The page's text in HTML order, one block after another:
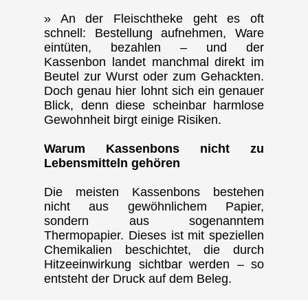
» An der Fleischtheke geht es oft
schnell: Bestellung aufnehmen, Ware
eintüten, bezahlen – und der
Kassenbon landet manchmal direkt im
Beutel zur Wurst oder zum Gehackten.
Doch genau hier lohnt sich ein genauer
Blick, denn diese scheinbar harmlose
Gewohnheit birgt einige Risiken.
Warum Kassenbons nicht zu
Lebensmitteln gehören
Die meisten Kassenbons bestehen
nicht aus gewöhnlichem Papier,
sondern aus sogenanntem
Thermopapier. Dieses ist mit speziellen
Chemikalien beschichtet, die durch
Hitzeeinwirkung sichtbar werden – so
entsteht der Druck auf dem Beleg.